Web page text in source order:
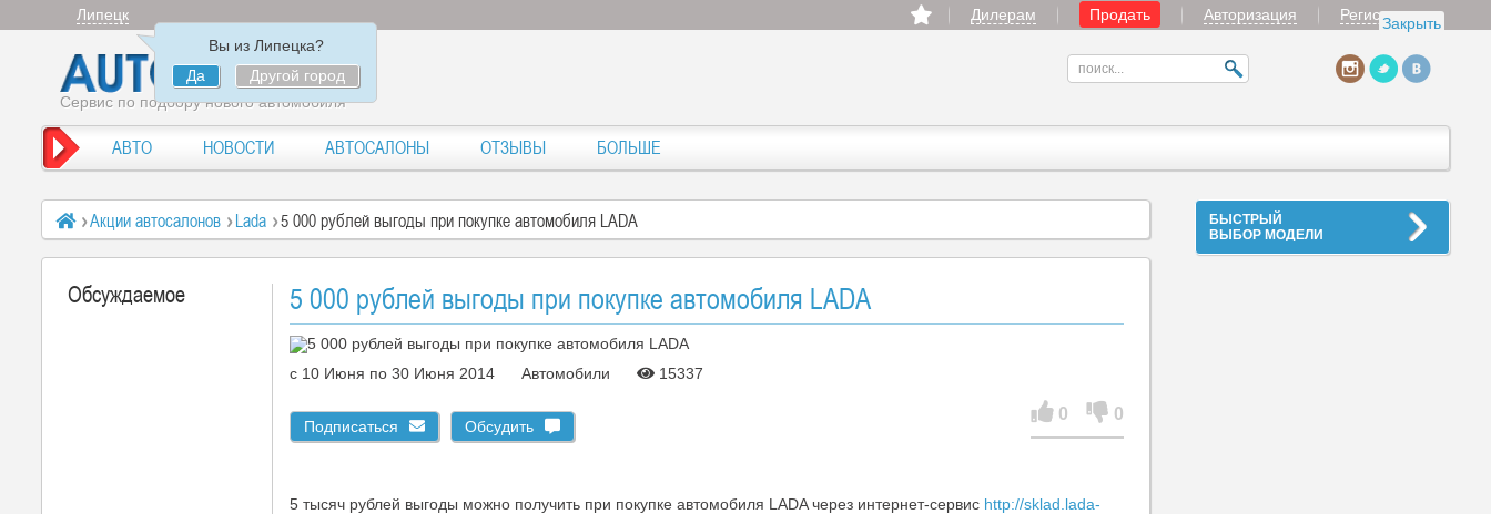
Закрыть
Липецк
Вы из Липецка?
Да
Другой город
Дилерам Продать Авторизация Регистрация
Сервис по подбору нового автомобиля
АВТО НОВОСТИ АВТОСАЛОНЫ ОТЗЫВЫ БОЛЬШЕ
БЫСТРЫЙ
ВЫБОР МОДЕЛИ
Акции автосалонов Lada 5 000 рублей выгоды при покупке автомобиля LADA
Обсуждаемое 5 000 рублей выгоды при покупке автомобиля LADA
c 10 Июня по 30 Июня 2014 Автомобили 15337
Подписаться Обсудить
0 0
5 тысяч рублей выгоды можно получить при покупке автомобиля LADA через интернет-сервис http://sklad.lada-